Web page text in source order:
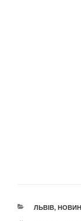
КАТЕГОРІЇ
ЛЬВІВ,